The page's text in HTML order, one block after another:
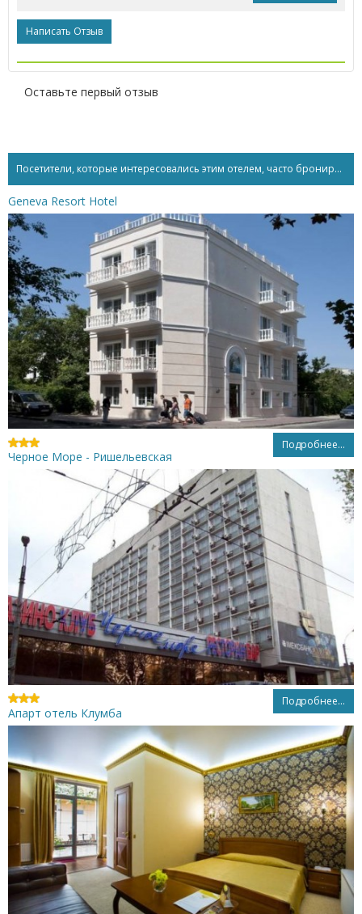
Написать Отзыв
Оставьте первый отзыв
Посетители, которые интересовались этим отелем, часто бронируют...
Geneva Resort Hotel
Подробнее...
Черное Море - Ришельевская
Подробнее...
Апарт отель Клумба